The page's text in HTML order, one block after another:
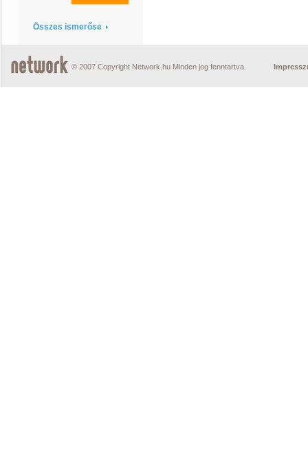
Összes ismerőse
© 2007 Copyright Network.hu Minden jog fenntartva.